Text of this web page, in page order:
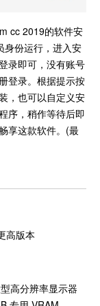
cc 2019的软件安
身份运行，进入安
录即可，没有账号
登录。根据提示按
，也可以自定义安
序，稍作等待后即
享这款软件。(最
高版本
高分辨率显示器